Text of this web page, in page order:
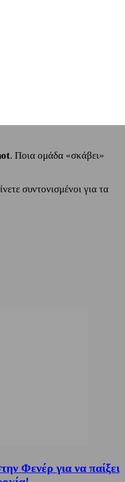
. Ποια ομάδα «σκάβει»
συντονισμένοι για τα
Φενέρ για να παίξει